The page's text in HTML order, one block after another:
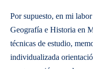
Por supuesto, en mi
Geografía e Historia en
técnicas de estudio,
individualizada